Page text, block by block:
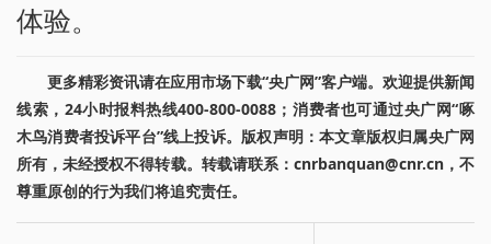
体验。
更多精彩资讯请在应用市场下载“央广网”客户端。欢迎提供新闻
线索，24小时报料热线400-800-0088；消费者也可通过央广网“啄
木鸟消费者投诉平台”线上投诉。版权声明：本文章版权归属央广网
所有，未经授权不得转载。转载请联系：cnrbanquan@cnr.cn，不
尊重原创的行为我们将追究责任。